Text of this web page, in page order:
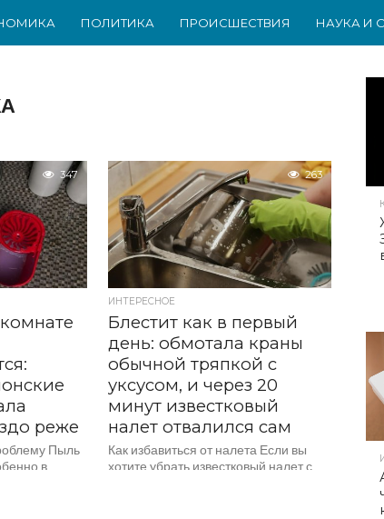
ПОЛИТИКА ПРОИСШЕСТВИЯ НАУКА И
347
реже
Пыль
в
263
ИНТЕРЕСНОЕ
Блестит как в первый
день: обмотала краны
обычной тряпкой с
уксусом, и через 20
минут известковый
налет отвалился сам
Как избавиться от налета Если вы
хотите убрать известковый налет с